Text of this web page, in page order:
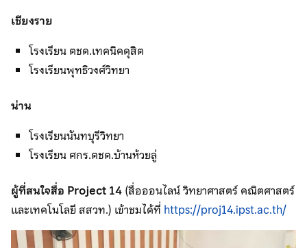
เชียงราย
โรงเรียน ตชด.เทคนิคดุสิต
โรงเรียนพุทธิวงศ์วิทยา
น่าน
โรงเรียนนันทบุรีวิทยา
โรงเรียน ศกร.ตชด.บ้านห้วยลู่
ผู้ที่สนใจสื่อ Project 14(สื่อออนไลน์ วิทยาศาสตร์ คณิตศาสตร์
และเทคโนโลยี สสวท.) เข้าชมได้ที่ https://proj14.ipst.ac.th/